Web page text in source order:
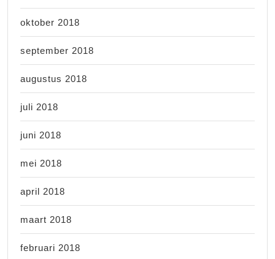
oktober 2018
september 2018
augustus 2018
juli 2018
juni 2018
mei 2018
april 2018
maart 2018
februari 2018